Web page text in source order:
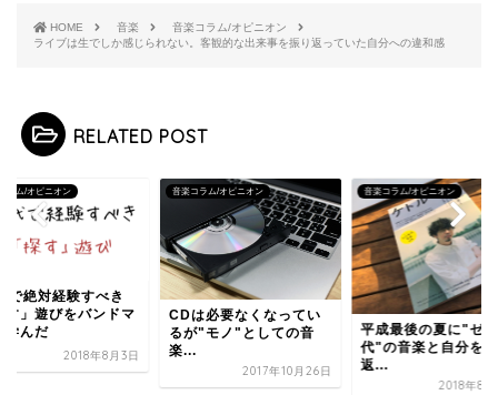
HOME 音楽
音楽コラム/オピニオン
ライブは生でしか感じられない。客観的な出来事を振り返っていた自分への違和感
RELATED POST
ラム/オピニオン
で絶対経験すべき
す」遊びをバンドマ
学んだ
2018年8月3日
音楽コラム/オピニオン
CDは必要なくなってい
るが"モノ"としての音
楽...
2017年10月26日
音楽コラム/オピニオン
平成最後の夏に"ゼ
代"の音楽と自分を
返...
2018年8